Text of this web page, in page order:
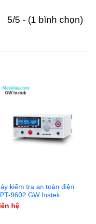
5/5 - (1 bình chọn)
kiểm tra an toàn điện
9602 GW Instek
hệ